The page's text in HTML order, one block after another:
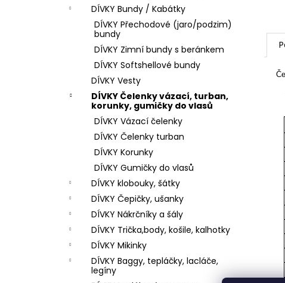
DÍVKY Bundy / Kabátky
DÍVKY Přechodové (jaro/podzim)
bundy
DÍVKY Zimní bundy s beránkem
DÍVKY Softshellové bundy
DÍVKY Vesty
DÍVKY Čelenky vázací, turban,
korunky, gumičky do vlasů
DÍVKY Vázací čelenky
DÍVKY Čelenky turban
DÍVKY Korunky
DÍVKY Gumičky do vlasů
DÍVKY klobouky, šátky
DÍVKY Čepičky, ušanky
DÍVKY Nákrčníky a šály
DÍVKY Trička,body, košile, kalhotky
DÍVKY Mikinky
DÍVKY Baggy, tepláčky, lacláče,
legíny